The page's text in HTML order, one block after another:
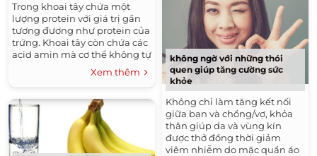
Trong khoai tây chứa một
lượng protein với giá trị gần
tương đương như protein của
trứng. Khoai tây còn chứa các
acid amin mà cơ thể không tự
tổng hợp được như lysine,
methionine, threonin,
tryptophan đóng vai trò quan
trọng cho quá trình tăng
trưởng của trẻ em.
Xem thêm
không ngờ với những thói
quen giúp tăng cường sức
khỏe
Không chỉ làm tăng kết nối
giữa bạn và chồng/vợ, khỏa
thân giúp da và vùng kín
được thở đồng thời giảm
viêm nhiễm do mặc quần áo